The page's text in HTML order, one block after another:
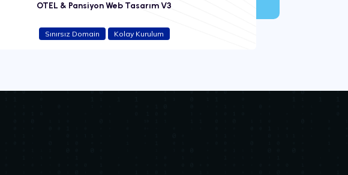
OTEL & Pansiyon Web Tasarım V3
Sınırsız Domain Kolay Kurulum